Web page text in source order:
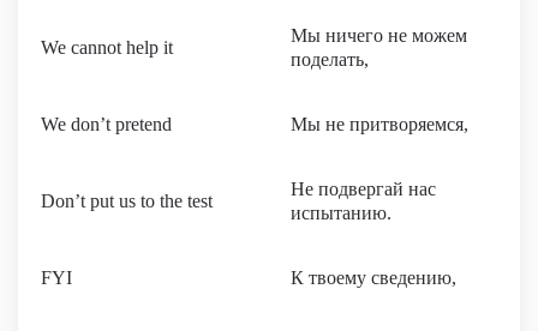
We cannot help it
Мы ничего не можем
поделать,
We don’t pretend Мы не притворяемся,
Don’t put us to the test
Не подвергай нас
испытанию.
FYI К твоему сведению,